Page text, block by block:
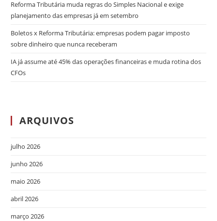
Reforma Tributária muda regras do Simples Nacional e exige
planejamento das empresas já em setembro
Boletos x Reforma Tributária: empresas podem pagar imposto
sobre dinheiro que nunca receberam
IA já assume até 45% das operações financeiras e muda rotina dos
CFOs
ARQUIVOS
julho 2026
junho 2026
maio 2026
abril 2026
março 2026